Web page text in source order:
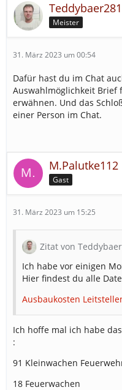
Meister
31. März 2023 um 00:54
Dafür hast du im Chat
Auswahlmöglichkeit
erwähnen. Und das
einer Person im Chat.
M.Palutke112
Gast
31. März 2023 um 15:25
Zitat von
Ich habe vor einigen
Hier findest du alle
Ausbaukosten
Ich hoffe mal ich habe
:
91 Kleinwachen
18 Feuerwachen